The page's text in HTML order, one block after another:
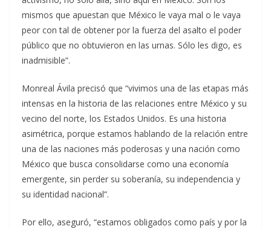
mismos que apuestan que México le vaya mal o le vaya
peor con tal de obtener por la fuerza del asalto el poder
público que no obtuvieron en las urnas. Sólo les digo, es
inadmisible”.
Monreal Ávila precisó que “vivimos una de las etapas más
intensas en la historia de las relaciones entre México y su
vecino del norte, los Estados Unidos. Es una historia
asimétrica, porque estamos hablando de la relación entre
una de las naciones más poderosas y una nación como
México que busca consolidarse como una economía
emergente, sin perder su soberanía, su independencia y
su identidad nacional”.
Por ello, aseguró, “estamos obligados como país y por la